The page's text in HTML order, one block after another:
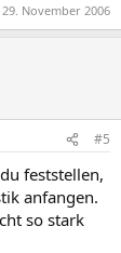
29. November 2006
#5
feststellen,
anfangen.
so stark